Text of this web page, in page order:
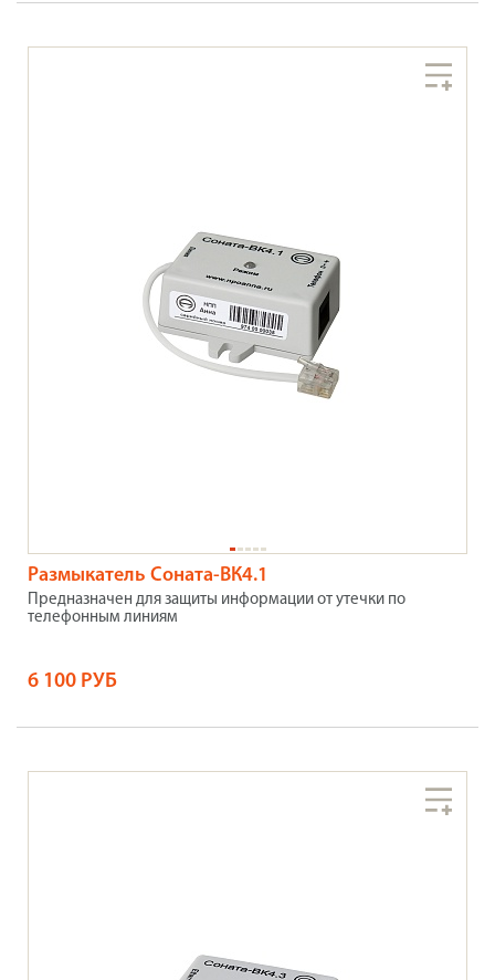
Размыкатель Соната-ВК4.1
Предназначен для защиты информации от утечки по
телефонным линиям
6 100 РУБ